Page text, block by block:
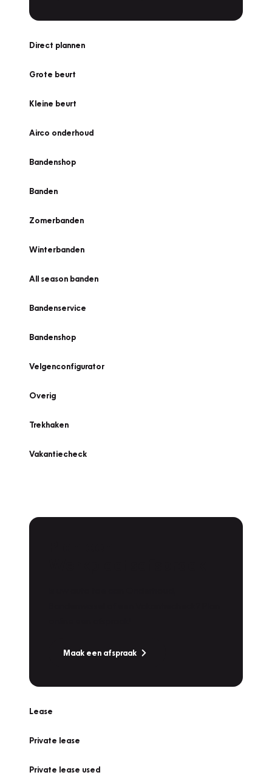
Direct plannen
Grote beurt
Kleine beurt
Airco onderhoud
Bandenshop
Banden
Zomerbanden
Winterbanden
All season banden
Bandenservice
Bandenshop
Velgenconfigurator
Overig
Trekhaken
Vakantiecheck
Maak een afspraak
Lease
Private lease
Private lease used